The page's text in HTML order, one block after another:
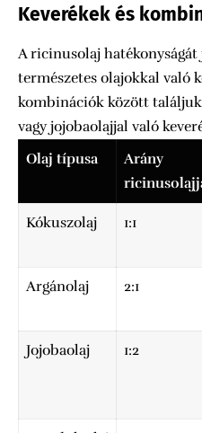
Keverékek és
A ricinusolaj
természetes olajokkal való
kombinációk között
vagy jojobaolajjal való
Olaj típusa
Arány
Kókuszolaj 1:1
Argánolaj 2:1
Jojobaolaj 1:2